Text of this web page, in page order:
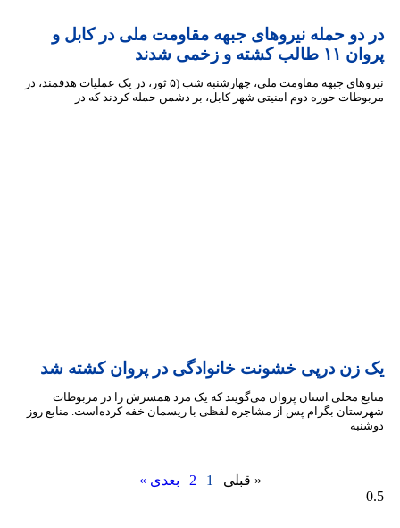
حمله نیروهای جبهه مقاومت ملی در کابل و
و زخمی شدند
نیروهای جبهه مقاومت ملی، چهارشنبه شب (۵ ثور، در یک عملیات هدفمند، در
حوزه دوم امنیتی شهر کابل، بر دشمن حمله کردند که در
درپی خشونت خانوادگی در پروان کشته شد
محلی استان پروان می‌گویند که یک مرد همسرش را در مربوطات
بگرام پس از مشاجره لفظی با ریسمان خفه کرده‌است. منابع روز
1
2 بعدی »